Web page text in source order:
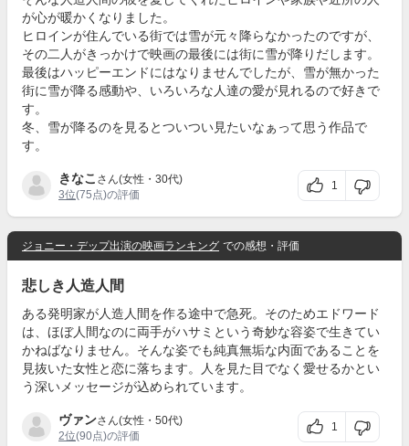
が心が暖かくなりました。
ヒロインが住んでいる街では雪が元々降らなかったのですが、
その二人がきっかけで映画の最後には街に雪が降りだします。
最後はハッピーエンドにはなりませんでしたが、雪が無かった
街に雪が降る感動や、いろいろな人達の愛が見れるので好きで
す。
冬、雪が降るのを見るとついつい見たいなぁって思う作品で
す。
きなこ さん(女性・30代)
3位(75点)の評価
1
ジョニー・デップ出演の映画ランキング での感想・評価
悲しき人造人間
ある発明家が人造人間を作る途中で急死。そのためエドワード
は、ほぼ人間なのに両手がハサミという奇妙な容姿で生きてい
かねばなりません。そんな姿でも純真無垢な内面であることを
見抜いた女性と恋に落ちます。人を見た目でなく愛せるかとい
う深いメッセージが込められています。
ヴァンさん(女性・50代)
2位(90点)の評価
1